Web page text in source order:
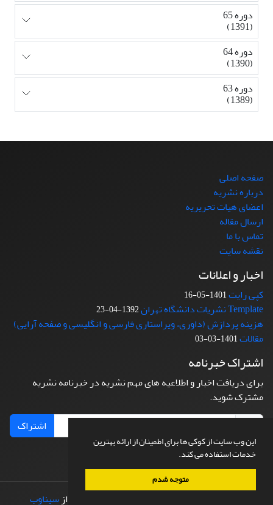
این وب سایت از کوکی ها برای اطمینان از ارائه بهترین
خدمات استفاده می کند.
متوجه شدم
دوره 65
(1391)
دوره 64
(1390)
دوره 63
(1389)
صفحه اصلی
درباره نشریه
اعضای هیات تحریریه
ارسال مقاله
تماس با ما
نقشه سایت
اخبار و اعلانات
کپی رایت1401-05-16
Template نشریات دانشگاه تهران 1392-04-23
هزینه پردازش (داوری، ویراستاری فارسی و انگلیسی و صفحه آرایی)
مقالات1401-03-03
اشتراک خبرنامه
برای دریافت اخبار و اطلاعیه های مهم نشریه در خبرنامه نشریه
مشترک شوید.
اشتراک
طراحی و پیاده سازی از سیناوب